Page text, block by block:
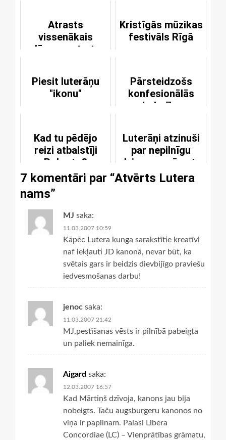
Atrasts
vissenākais
Jēzus portrets
Kristīgās mūzikas
festivāls Rīgā
Piesit luterāņu
"ikonu"
Pārsteidzošs
konfesionālās
piederības
Kad tu pēdējo
reizi atbalstīji
Roberto?
Luterāņi atzinuši
par nepilnīgu
dziesmu grāmatu
7 komentāri par “Atvērts Lutera
nams”
MJ saka:
11.03.2007 10:59
Kāpēc Lutera kunga sarakstītie kreatīvi
naf iekļauti JD kanonā, nevar būt, ka
svētais gars ir beidzis dievbijīgo praviešu
iedvesmošanas darbu!
jenoc saka:
11.03.2007 21:42
MJ,pestīšanas vēsts ir pilnībā pabeigta
un paliek nemainīga.
Aigard saka:
12.03.2007 16:57
Kad Mārtiņš dzīvoja, kanons jau bija
nobeigts. Taču augsburgeru kanonos no
viņa ir papilnam. Palasi Libera
Concordiae (LC) – Vienprātības grāmatu,